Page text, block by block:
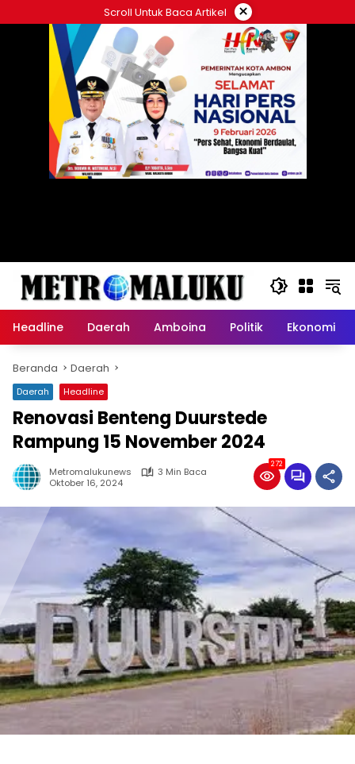
ke
Scroll Untuk Baca Artikel ×
Headline Daerah Amboina Politik Ekonomi
Beranda Daerah
Daerah Headline
Renovasi Benteng Duurstede
Rampung 15 November 2024
Metromalukunews
3 Min Baca
Oktober 16, 2024
272